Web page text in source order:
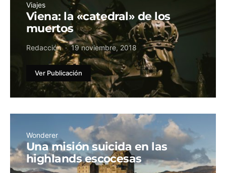
Viajes
Viena: la «catedral» de los
muertos
Redacción 19 noviembre, 2018
Ver Publicación
Wonderer
Una misión suicida en las
highlands escocesas